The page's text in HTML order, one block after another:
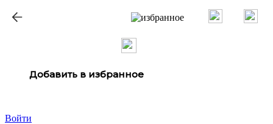
Добавить в избранное
Войти